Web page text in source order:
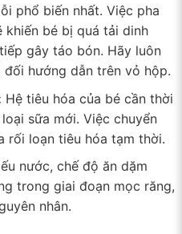
phổ biến nhất. Việc pha
khiến bé bị quá tải dinh
gây táo bón. Hãy luôn
hướng dẫn trên vỏ hộp.
Hệ tiêu hóa của bé cần thời
sữa mới. Việc chuyển
rối loạn tiêu hóa tạm thời.
nước, chế độ ăn dặm
trong giai đoạn mọc răng,
nhân.